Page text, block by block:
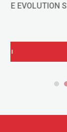
ASCIUGAMANI